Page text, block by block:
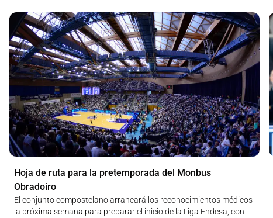
Hoja de ruta para la pretemporada del Monbus
Obradoiro
El conjunto compostelano arrancará los reconocimientos médicos
la próxima semana para preparar el inicio de la Liga Endesa, con